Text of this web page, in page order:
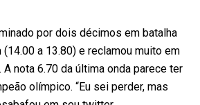
por dois décimos em batalha
a 13.80) e reclamou muito em
nota 6.70 da última onda parece ter
olímpico. “Eu sei perder, mas